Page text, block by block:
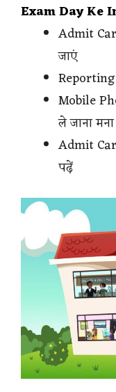
Exam Day Ke
Admit
जाएं
Mobile
ले जाना
Admit
पढ़ें